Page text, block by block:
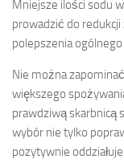
Mniejsze ilości sodu
prowadzić do
polepszenia
Nie można
większego
prawdziwą skarbnicą
wybór nie tylko
pozytywnie